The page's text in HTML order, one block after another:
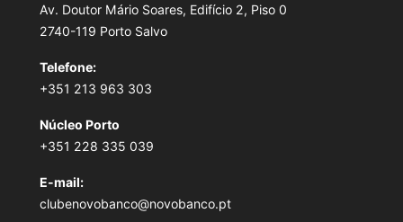
Av. Doutor Mário Soares, Edifício 2, Piso 0
2740-119 Porto Salvo
Telefone:
+351 213 963 303
Núcleo Porto
+351 228 335 039
E-mail:
clubenovobanco@novobanco.pt